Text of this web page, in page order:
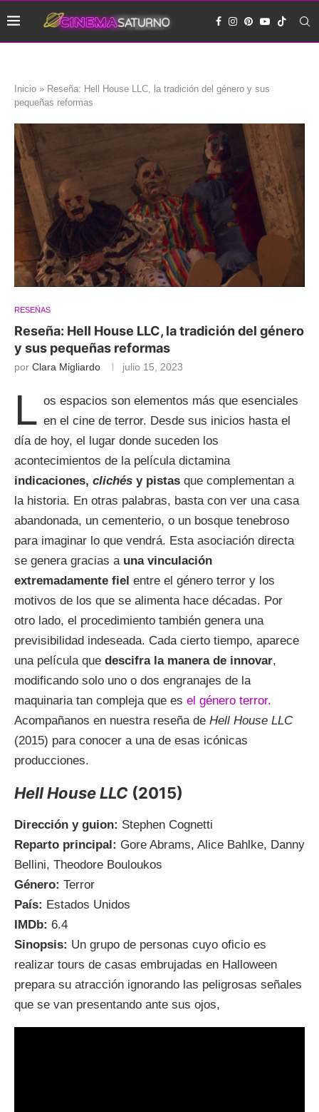
Inicio » Reseña: Hell House LLC, la tradición del género y sus
pequeñas reformas
RESEÑAS
Reseña: Hell House LLC, la tradición del género
y sus pequeñas reformas
por Clara Migliardo julio 15, 2023
L os espacios son elementos más que esenciales
en el cine de terror. Desde sus inicios hasta el
día de hoy, el lugar donde suceden los
acontecimientos de la película dictamina
indicaciones, clichés y pistas que complementan a
la historia. En otras palabras, basta con ver una casa
abandonada, un cementerio, o un bosque tenebroso
para imaginar lo que vendrá. Esta asociación directa
se genera gracias a una vinculación
extremadamente fiel entre el género terror y los
motivos de los que se alimenta hace décadas. Por
otro lado, el procedimiento también genera una
previsibilidad indeseada. Cada cierto tiempo, aparece
una película que descifra la manera de innovar,
modificando solo uno o dos engranajes de la
maquinaria tan compleja que es el género terror.
Acompañanos en nuestra reseña de Hell House LLC
(2015) para conocer a una de esas icónicas
producciones.
Hell House LLC (2015)
Dirección y guion: Stephen Cognetti
Reparto principal: Gore Abrams, Alice Bahlke, Danny
Bellini, Theodore Bouloukos
Género: Terror
País: Estados Unidos
IMDb: 6.4
Sinopsis: Un grupo de personas cuyo oficio es
realizar tours de casas embrujadas en Halloween
prepara su atracción ignorando las peligrosas señales
que se van presentando ante sus ojos,